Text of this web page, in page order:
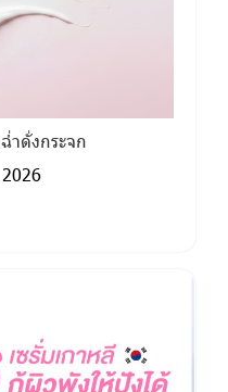
ำดั่งกระจก